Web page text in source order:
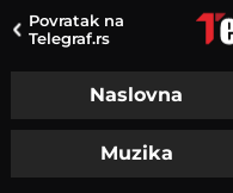
Povratak na
Telegraf.rs
Naslovna
Muzika